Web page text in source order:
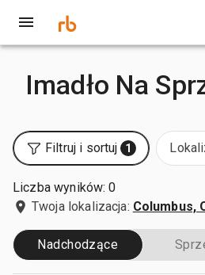
Imadło Na
Filtruj i sortuj 1
Liczba wyników: 0
Twoja lokalizacja: Columbus,
Nadchodzące